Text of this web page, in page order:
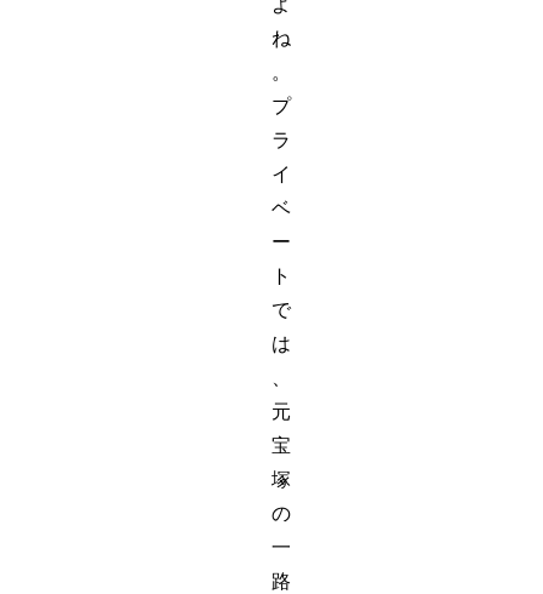
よ
ね
。
プ
ラ
イ
ベ
ー
ト
で
は
元
宝
塚
の
一
路